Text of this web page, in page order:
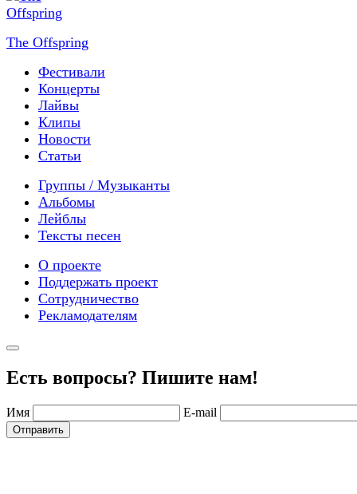
The Offspring
Фестивали
Концерты
Лайвы
Клипы
Новости
Статьи
Группы / Музыканты
Альбомы
Лейблы
Тексты песен
О проекте
Поддержать проект
Сотрудничество
Рекламодателям
Есть вопросы? Пишите нам!
Имя E-mail